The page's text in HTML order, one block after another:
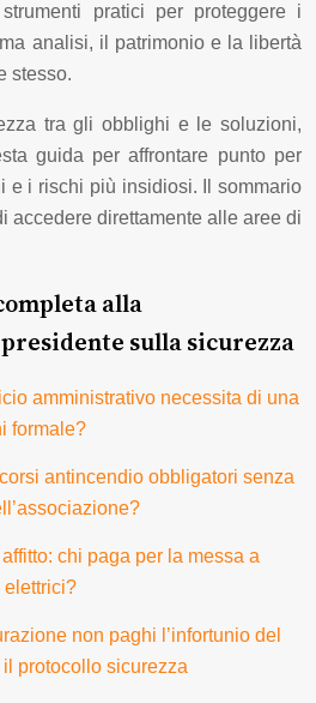
pratici per proteggere i
analisi, il patrimonio e la libertà
stesso.
tra gli obblighi e le soluzioni,
guida per affrontare punto per
e i rischi più insidiosi. Il sommario
accedere direttamente alle aree di
alla
sulla sicurezza
amministrativo necessita di una
formale?
antincendio obbligatori senza
chi paga per la messa a
elettrici?
non paghi l’infortunio del
protocollo sicurezza